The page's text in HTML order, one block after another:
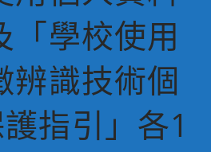
「學校使用
辨識技術個
指引」各1